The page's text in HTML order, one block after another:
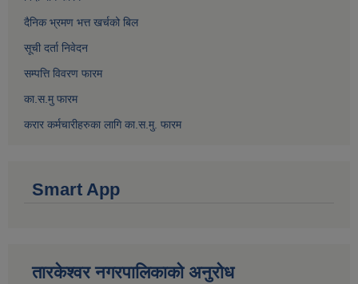
दैनिक भ्रमण भत्त खर्चको बिल
सूची दर्ता निवेदन
सम्पत्ति विवरण फारम
का.स.मु फारम
करार कर्मचारीहरुका लागि का.स.मु. फारम
Smart App
तारकेश्वर नगरपालिकाको अनुरोध